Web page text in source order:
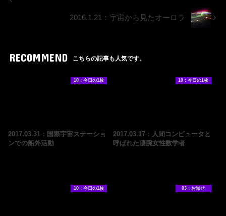
2016.1.21：宇宙から見たオーロラ
RECOMMEND こちらの記事も人気です。
10：今日の1枚
2017.03.31：国際宇宙ステーショ
ンでの船外活動
10：今日の1枚
2017.03.17：人間コンピュータと
呼ばれた凄腕女性数学者
10：今日の1枚 03：お知せ